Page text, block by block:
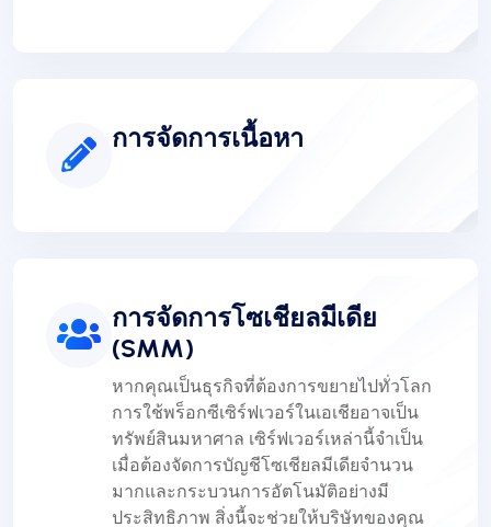
การจัดการเนื้อหา
การจัดการโซเชียลมีเดีย
(SMM)
หากคุณเป็นธุรกิจที่ต้องการขยายไปทั่วโลก
การใช้พร็อกซีเซิร์ฟเวอร์ในเอเชียอาจเป็น
ทรัพย์สินมหาศาล เซิร์ฟเวอร์เหล่านี้จำเป็น
เมื่อต้องจัดการบัญชีโซเชียลมีเดียจำนวน
มากและกระบวนการอัตโนมัติอย่างมี
ประสิทธิภาพ สิ่งนี้จะช่วยให้บริษัทของคุณ